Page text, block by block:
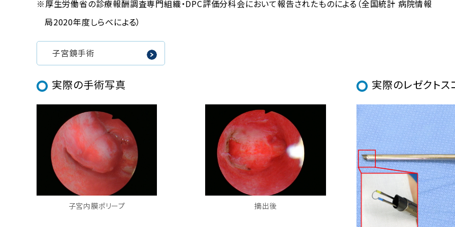
厚生労働省の診療報酬調査専門組織・DPC評価分科会において報告されたものによる（全国統計 病院情報
局2020年度しらべによる）
子宮鏡手術
実際の手術写真
子宮内膜ポリープ 摘出後
実際のレゼクトス